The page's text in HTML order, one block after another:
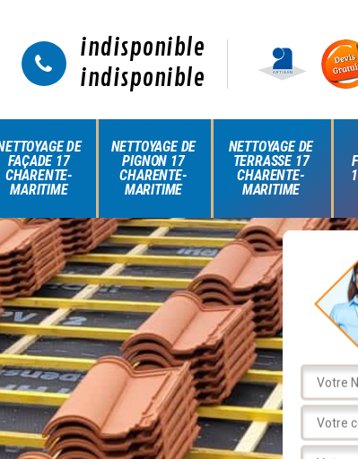
indisponible
indisponible
DE
FAÇADE 17
CHARENTE-
MARITIME
NETTOYAGE DE
PIGNON 17
CHARENTE-
MARITIME
NETTOYAGE DE
TERRASSE 17
CHARENTE-
MARITIME